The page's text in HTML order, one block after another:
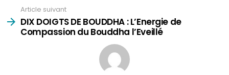
Article suivant
DIX DOIGTS DE BOUDDHA : L’Energie de
Compassion du Bouddha l’Eveillé